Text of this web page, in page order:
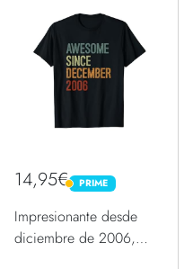
14,95€ PRIME
PRIME
Impresionante desde
diciembre de 2006,